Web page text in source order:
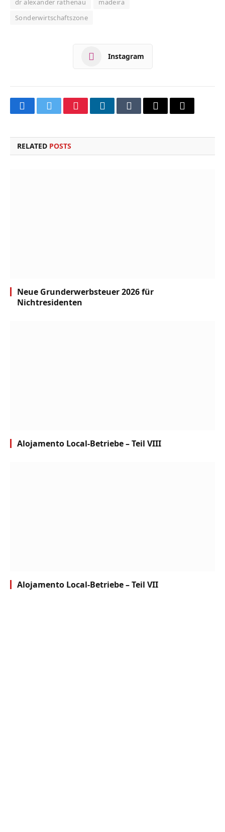
Sonderwirtschaftszone
Instagram
FacebookTwitterPinterestLinkedInTumblrEmail
Copy
RELATED POSTS
Neue Grunderwerbsteuer 2026 für
Nichtresidenten
Alojamento Local-Betriebe – Teil VIII
Alojamento Local-Betriebe – Teil VII